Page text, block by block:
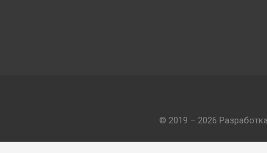
© 2019 – 2026